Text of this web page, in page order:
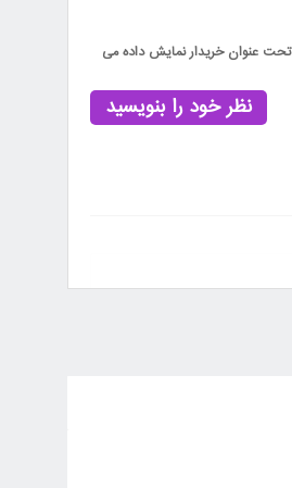
عنوان خریدار نمایش داده می
نظر خود را بنویسید